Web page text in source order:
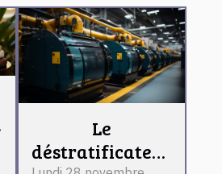
Le
déstratificateur